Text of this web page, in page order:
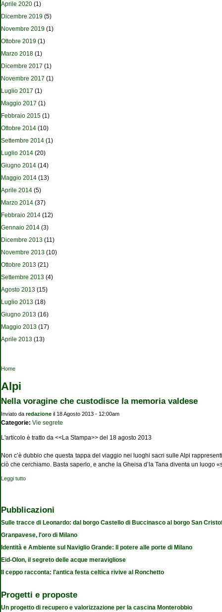
Aprile 2020 (1)
Dicembre 2019 (5)
Novembre 2019 (1)
Ottobre 2019 (1)
Marzo 2018 (1)
Dicembre 2017 (1)
Novembre 2017 (1)
Luglio 2017 (1)
Maggio 2017 (1)
Febbraio 2015 (1)
Ottobre 2014 (10)
Settembre 2014 (1)
Luglio 2014 (20)
Giugno 2014 (14)
Maggio 2014 (13)
Aprile 2014 (5)
Marzo 2014 (37)
Febbraio 2014 (12)
Gennaio 2014 (3)
Dicembre 2013 (11)
Novembre 2013 (10)
Ottobre 2013 (21)
Settembre 2013 (4)
Agosto 2013 (15)
Luglio 2013 (18)
Giugno 2013 (16)
Maggio 2013 (17)
Aprile 2013 (13)
Tu sei qui
Home
Alpi
Nella voragine che custodisce la memoria valdese
Inviato da redazione il 18 Agosto 2013 - 12:00am
Categorie: Vie segrete
L'articolo è tratto da <<La Stampa>> del 18 agosto 2013
Non c’è dubbio che questa tappa del viaggio nei luoghi sacri sulle Alpi
ciò che cerchiamo. Basta saperlo, e anche la Gheisa d’la Tana diventa un luogo
Leggi tutto
Pubblicazioni
Sulle tracce di Leonardo: dal borgo Castello di Buccinasco al borgo San
Granpavese, l'oro di Milano
Identità e Ambiente sul Naviglio Grande: Il potere alle porte di Milano
Eid-Olon, il segreto delle acque meravigliose
Il ceppo racconta: l'antica festa celtica rivive al Ronchetto
Progetti e proposte
Un progetto di recupero e valorizzazione per la cascina Monterobbio